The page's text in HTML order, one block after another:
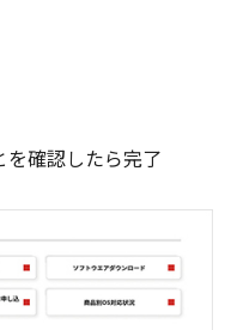
確認したら完了